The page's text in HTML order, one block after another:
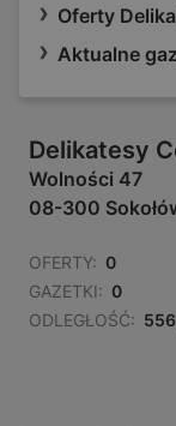
Oferty
Aktualne
Delikatesy
Wolności 47
08-300
OFERTY: 0
GAZETKI: 0
ODLEGŁOŚĆ: